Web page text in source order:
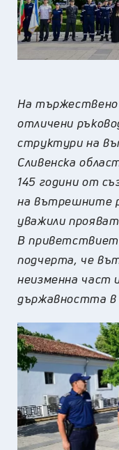
На тържествено
отличени
структури на
Сливенска
145 години от
на вътрешните
уважили
В
подчерта, че
неизменна част
държавността в